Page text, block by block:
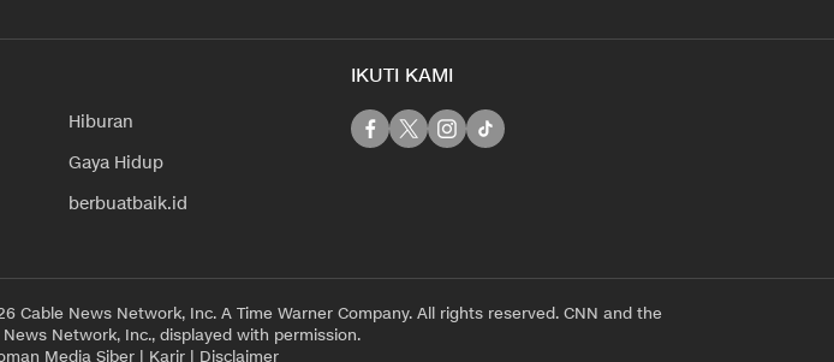
Hiburan
Gaya Hidup
berbuatbaik.id
IKUTI KAMI
News Network, Inc. A Time Warner Company. All rights reserved. CNN and the
Network, Inc., displayed with permission.
Media Siber | Karir | Disclaimer